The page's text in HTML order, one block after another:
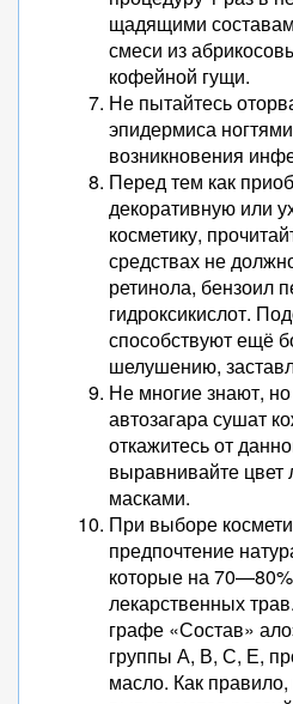
щадящими
смеси из
кофейной гущи.
Не пытайтесь
эпидермиса
возникновения
Перед тем как
декоративную или
косметику,
средствах не
ретинола, бензоил
гидроксикислот.
способствуют ещё
шелушению,
Не многие знают,
автозагара сушат
откажитесь от
выравнивайте
масками.
При выборе
предпочтение
которые на 70—80%
лекарственных
графе «Состав»
группы А, В, С, Е,
масло. Как